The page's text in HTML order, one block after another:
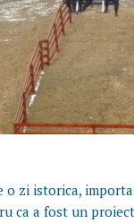
o zi istorica,
ca a fost un